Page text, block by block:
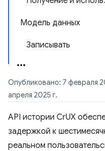
Модель данных
Записывать
Опубликовано: 7 февраля
апреля 2025 г.
API истории CrUX
задержкой к
реальном